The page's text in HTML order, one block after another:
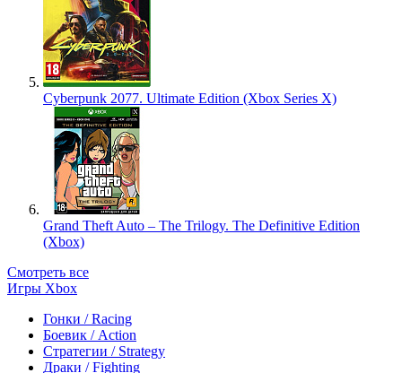
Cyberpunk 2077. Ultimate Edition (Xbox Series X)
Grand Theft Auto – The Trilogy. The Definitive Edition
(Xbox)
Смотреть все
Игры Xbox
Гонки / Racing
Боевик / Action
Стратегии / Strategy
Драки / Fighting